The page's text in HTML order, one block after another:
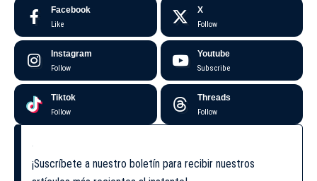
Facebook
Like
X
Follow
Instagram
Follow
Youtube
Subscribe
Tiktok
Follow
Threads
Follow
¡Suscríbete a nuestro boletín para recibir nuestros